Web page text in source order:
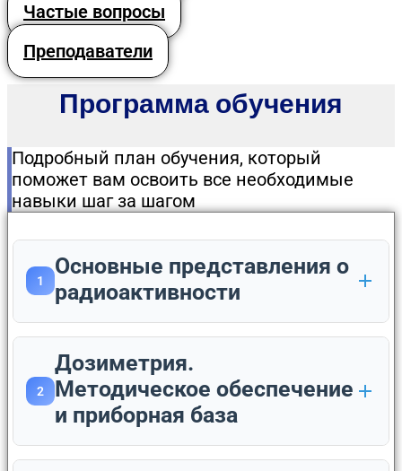
Частые вопросы
Преподаватели
Программа обучения
Подробный план обучения, который
поможет вам освоить все необходимые
навыки шаг за шагом
1
Основные представления о
радиоактивности
2
Дозиметрия.
Методическое обеспечение
и приборная база